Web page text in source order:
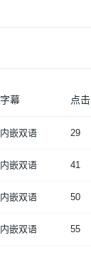
字幕 点击
内嵌双语 29
内嵌双语 41
内嵌双语 50
内嵌双语 55